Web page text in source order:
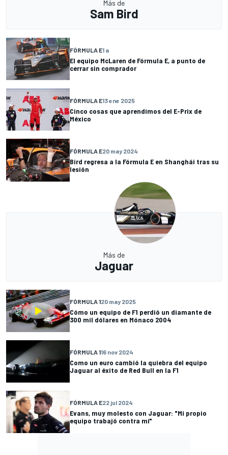
Más de
Sam Bird
FÓRMULA E1 a
El equipo McLaren de Fórmula E, a punto de
cerrar sin comprador
FÓRMULA E13 ene 2025
Cinco cosas que aprendimos del E-Prix de
México
FÓRMULA E20 may 2024
Bird regresa a la Fórmula E en Shanghái tras su
lesión
Más de
Jaguar
FÓRMULA 120 may 2025
Cómo un equipo de F1 perdió un diamante de
300 mil dólares en Mónaco 2004
FÓRMULA 116 nov 2024
Como un euro cambió la quiebra del equipo
Jaguar al éxito de Red Bull en la F1
FÓRMULA E22 jul 2024
Evans, muy molesto con Jaguar: "Mi propio
equipo trabajó contra mí"